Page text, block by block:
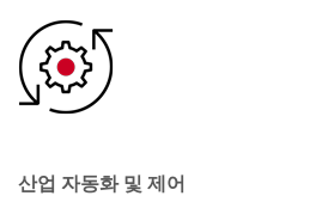
산업 자동화 및 제어